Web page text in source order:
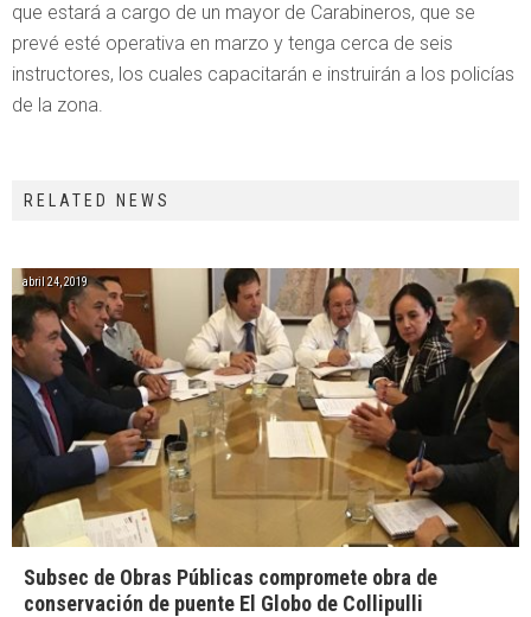
que estará a cargo de un mayor de Carabineros, que se
prevé esté operativa en marzo y tenga cerca de seis
instructores, los cuales capacitarán e instruirán a los policías
de la zona.
RELATED NEWS
abril 24, 2019
Subsec de Obras Públicas compromete obra de
conservación de puente El Globo de Collipulli